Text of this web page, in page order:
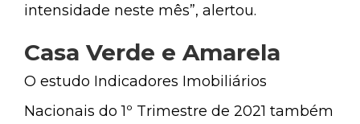
intensidade neste mês”, alertou.
Casa Verde e Amarela
O estudo Indicadores Imobiliários
Nacionais do 1º Trimestre de 2021 também